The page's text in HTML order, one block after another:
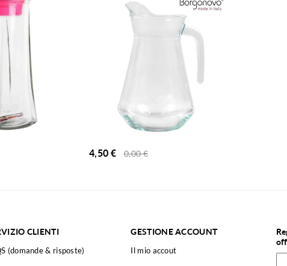
4,50 € 0,00€
CLIENTI
(domande & risposte)
GESTIONE ACCOUNT
Il mio accout